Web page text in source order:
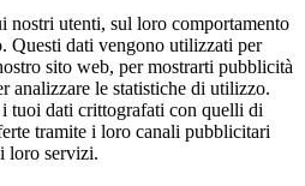
nostri utenti, sul loro comportamento
Questi dati vengono utilizzati per
sito web, per mostrarti pubblicità
analizzare le statistiche di utilizzo.
tuoi dati crittografati con quelli di
tramite i loro canali pubblicitari
loro servizi.